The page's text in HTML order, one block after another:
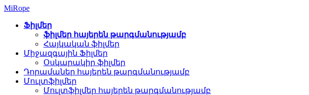
MiRope
Ֆիլմեր
ֆիլմեր հայերեն թարգմանությամբ
Հայկական ֆիլմեր
Միջազգային Ֆիլմեր
Օսկարակիր ֆիլմեր
Դորամաներ հայերեն թարգմանությամբ
Մուլտֆիլմեր
Մուլտֆիլմեր հայերեն թարգմանությամբ